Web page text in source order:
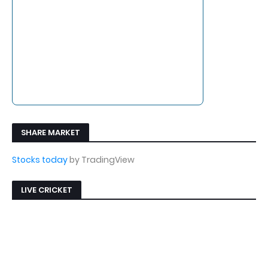
SHARE MARKET
Stocks todayby TradingView
LIVE CRICKET